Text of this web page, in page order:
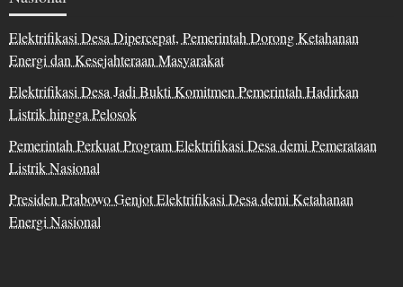
Elektrifikasi Desa Dipercepat, Pemerintah Dorong Ketahanan
Energi dan Kesejahteraan Masyarakat
Elektrifikasi Desa Jadi Bukti Komitmen Pemerintah Hadirkan
Listrik hingga Pelosok
Pemerintah Perkuat Program Elektrifikasi Desa demi Pemerataan
Listrik Nasional
Presiden Prabowo Genjot Elektrifikasi Desa demi Ketahanan
Energi Nasional